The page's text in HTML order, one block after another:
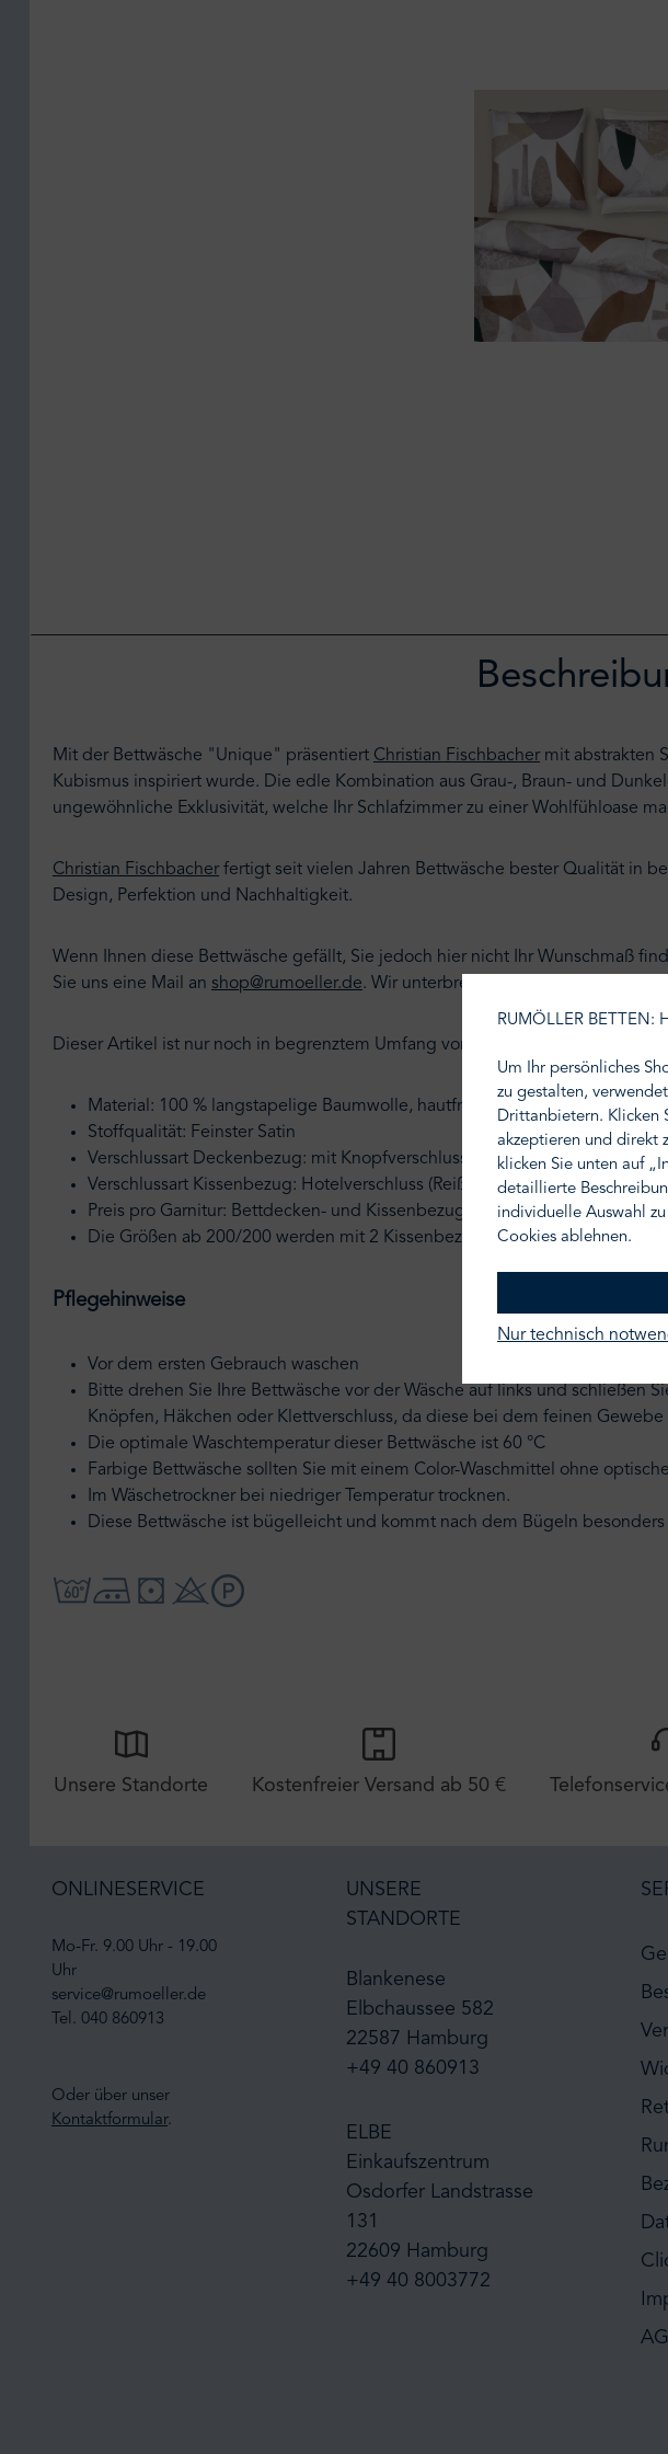
Mit der Bettwäsche "Unique" präsentiert Christian Fischbachermit abstrakten
Kubismus inspiriert wurde. Die edle Kombination aus Grau-, Braun- und
ungewöhnliche Exklusivität, welche Ihr Schlafzimmer zu einer Wohlfühloase
Christian Fischbacherfertigt seit vielen Jahren Bettwäsche bester Qualität in
Design, Perfektion und Nachhaltigkeit.
Wenn Ihnen diese Bettwäsche gefällt, Sie jedoch hier nicht Ihr Wunschmaß
Sie uns eine Mail an shop@rumoeller.de. Wir unterbreiten Ihnen gern ein
Dieser Artikel ist nur noch in begrenztem Umfang vorhanden. Der
Material: 100 % langstapelige Baumwolle, hautfreundlich, atmungsaktiv
Stoffqualität: Feinster Satin
Verschlussart Deckenbezug: mit Knopfverschluss
Verschlussart Kissenbezug: Hotelverschluss (Reißverschluss ohne Aufpreis
Preis pro Garnitur: Bettdecken- und Kissenbezug
Die Größen ab 200/200 werden mit 2 Kissenbezügen gefertigt
Pflegehinweise
Vor dem ersten Gebrauch waschen
Bitte drehen Sie Ihre Bettwäsche vor der Wäsche auf links und schließen
Knöpfen, Häkchen oder Klettverschluss, da diese bei dem feinen Gewebe
Die optimale Waschtemperatur dieser Bettwäsche ist 60 °C
Farbige Bettwäsche sollten Sie mit einem Color-Waschmittel ohne
Im Wäschetrockner bei niedriger Temperatur trocknen.
Diese Bettwäsche ist bügelleicht und kommt nach dem Bügeln
Unsere Standorte Kostenfreier Versand ab 50 €
ONLINESERVICE
Mo-Fr. 9.00 Uhr - 19.00
Uhr
service@rumoeller.de
Tel. 040 860913
Oder über unser
Kontaktformular.
UNSERE
STANDORTE
Blankenese
Elbchaussee 582
22587 Hamburg
+49 40 860913
ELBE
Einkaufszentrum
Osdorfer Landstrasse
131
22609 Hamburg
+49 40 8003772
RUMÖLLER BETTEN:
Um Ihr persönliches
zu gestalten,
Drittanbietern. Klicken
akzeptieren und direkt
klicken Sie unten auf
detaillierte
individuelle Auswahl
Cookies ablehnen.
Nur technisch